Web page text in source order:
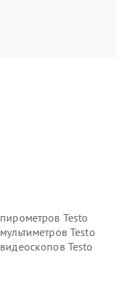
Testo
Testo
Testo